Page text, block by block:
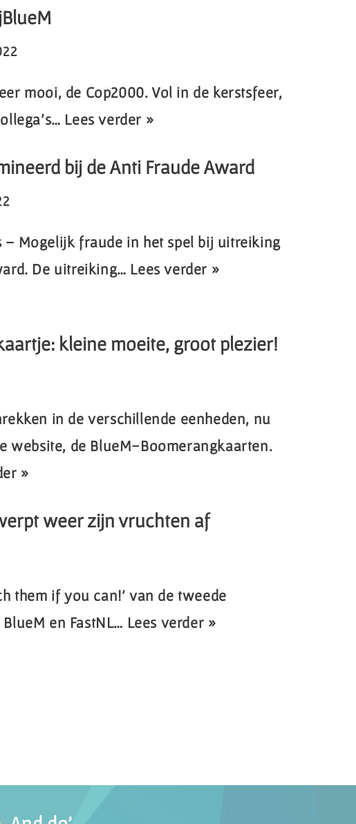
mooi, de Cop2000. Vol in de kerstsfeer,
Lees verder »
bij de Anti Fraude Award
– Mogelijk fraude in het spel bij uitreiking
De uitreiking… Lees verder »
kleine moeite, groot plezier!
in de verschillende eenheden, nu
website, de BlueM-Boomerangkaarten.
»
weer zijn vruchten af
them if you can!’ van de tweede
en FastNL… Lees verder »